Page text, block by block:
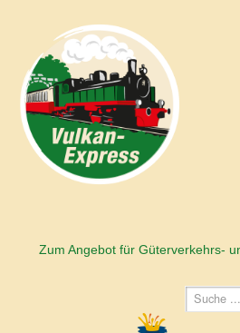
Zum Angebot für Güterverkehrs-